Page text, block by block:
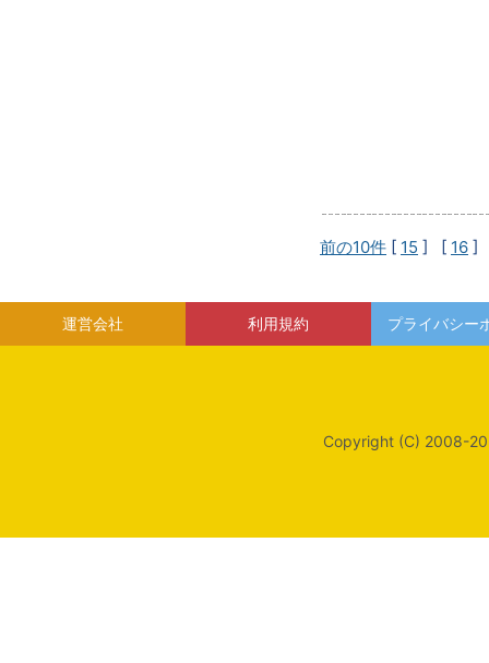
前の10件 [ 15 ] [ 16 ]
運営会社 利用規約 プライバシー
Copyright (C) 2008-